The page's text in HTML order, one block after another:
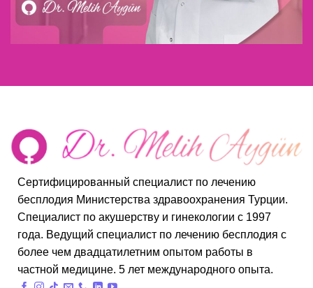
Сертифицированный специалист по лечению
бесплодия Министерства здравоохранения Турции.
Специалист по акушерству и гинекологии с 1997
года. Ведущий специалист по лечению бесплодия с
более чем двадцатилетним опытом работы в
частной медицине. 5 лет международного опыта.